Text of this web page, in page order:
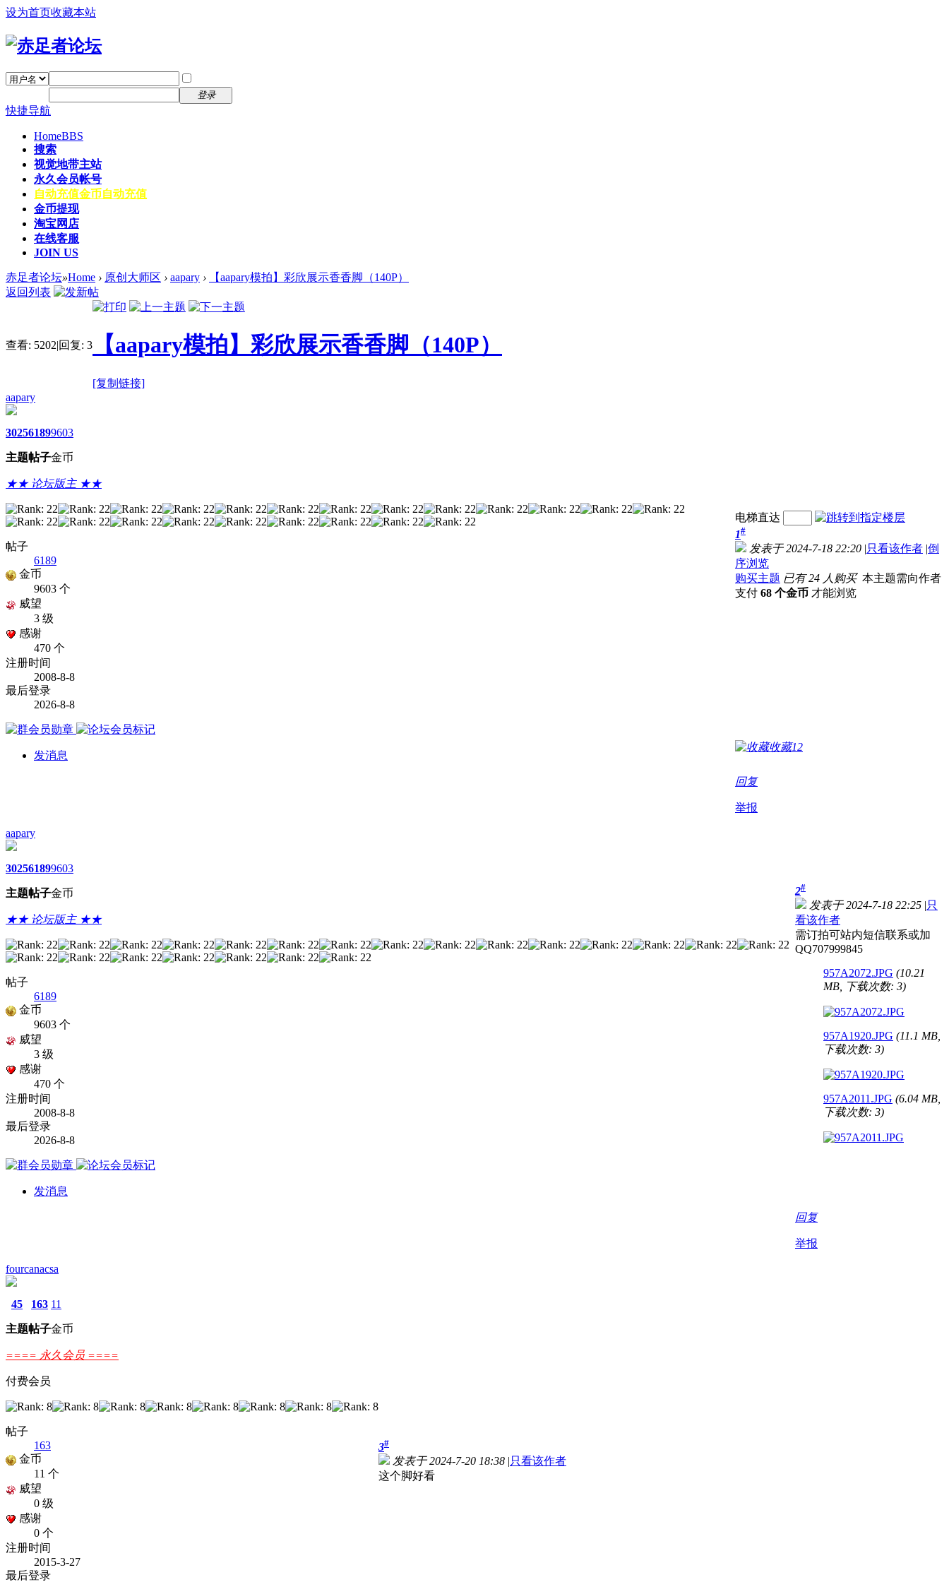
设为首页收藏本站
登录
快捷导航
HomeBBS
搜索
视觉地带主站
永久会员帐号
自动充值金币自动充值
金币提现
淘宝网店
在线客服
JOIN US
赤足者论坛»Home › 原创大师区 › aapary ›
【aapary模拍】彩欣展示香香脚（140P）
返回列表
查看: 5202|回复: 3 【aapary模拍】彩欣展示香香脚（140P）
[复制链接]
aapary
3025
主题
6189
帖子
9603
金币
★★ 论坛版主 ★★
帖子
6189
金币
9603 个
威望
3 级
感谢
470 个
注册时间
2008-8-8
最后登录
2026-8-8
发消息
电梯直达
1#
发表于 2024-7-18 22:20 |只看该作者 |倒
序浏览
购买主题 已有 24 人购买 本主题需向作者
支付 68 个金币 才能浏览
收藏12
回复
举报
aapary
3025
主题
6189
帖子
9603
金币
★★ 论坛版主 ★★
帖子
6189
金币
9603 个
威望
3 级
感谢
470 个
注册时间
2008-8-8
最后登录
2026-8-8
发消息
2#
发表于 2024-7-18 22:25 |只
看该作者
需订拍可站内短信联系或加
QQ707999845
957A2072.JPG (10.21
MB, 下载次数: 3)
957A1920.JPG (11.1 MB,
下载次数: 3)
957A2011.JPG (6.04 MB,
下载次数: 3)
回复
举报
fourcanacsa
45
主题
163
帖子
11
金币
==== 永久会员 ====
付费会员
帖子
163
金币
11 个
威望
0 级
感谢
0 个
注册时间
2015-3-27
最后登录
3#
发表于 2024-7-20 18:38 |只看该作者
这个脚好看